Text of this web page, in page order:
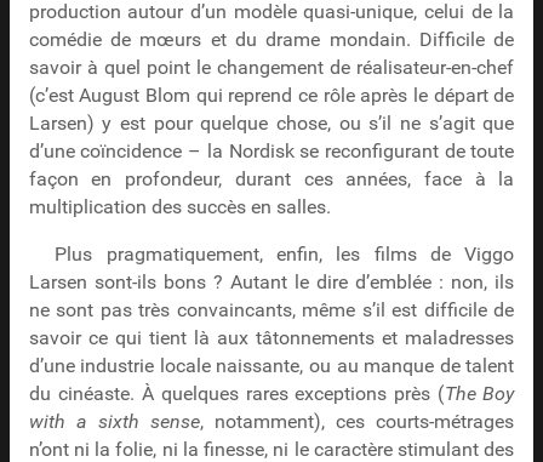
production autour d’un modèle quasi-unique, celui de la
comédie de mœurs et du drame mondain. Difficile de
savoir à quel point le changement de réalisateur-en-chef
(c’est August Blom qui reprend ce rôle après le départ de
Larsen) y est pour quelque chose, ou s’il ne s’agit que
d’une coïncidence – la Nordisk se reconfigurant de toute
façon en profondeur, durant ces années, face à la
multiplication des succès en salles.
Plus pragmatiquement, enfin, les films de Viggo
Larsen sont-ils bons ? Autant le dire d’emblée : non, ils
ne sont pas très convaincants, même s’il est difficile de
savoir ce qui tient là aux tâtonnements et maladresses
d’une industrie locale naissante, ou au manque de talent
du cinéaste. À quelques rares exceptions près (The Boy
with a sixth sense, notamment), ces courts-métrages
n’ont ni la folie, ni la finesse, ni le caractère stimulant des